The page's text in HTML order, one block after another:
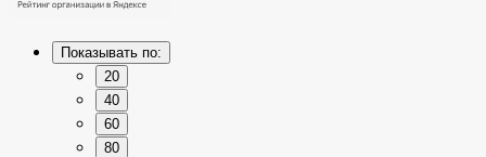
Показывать по:
20
40
60
80